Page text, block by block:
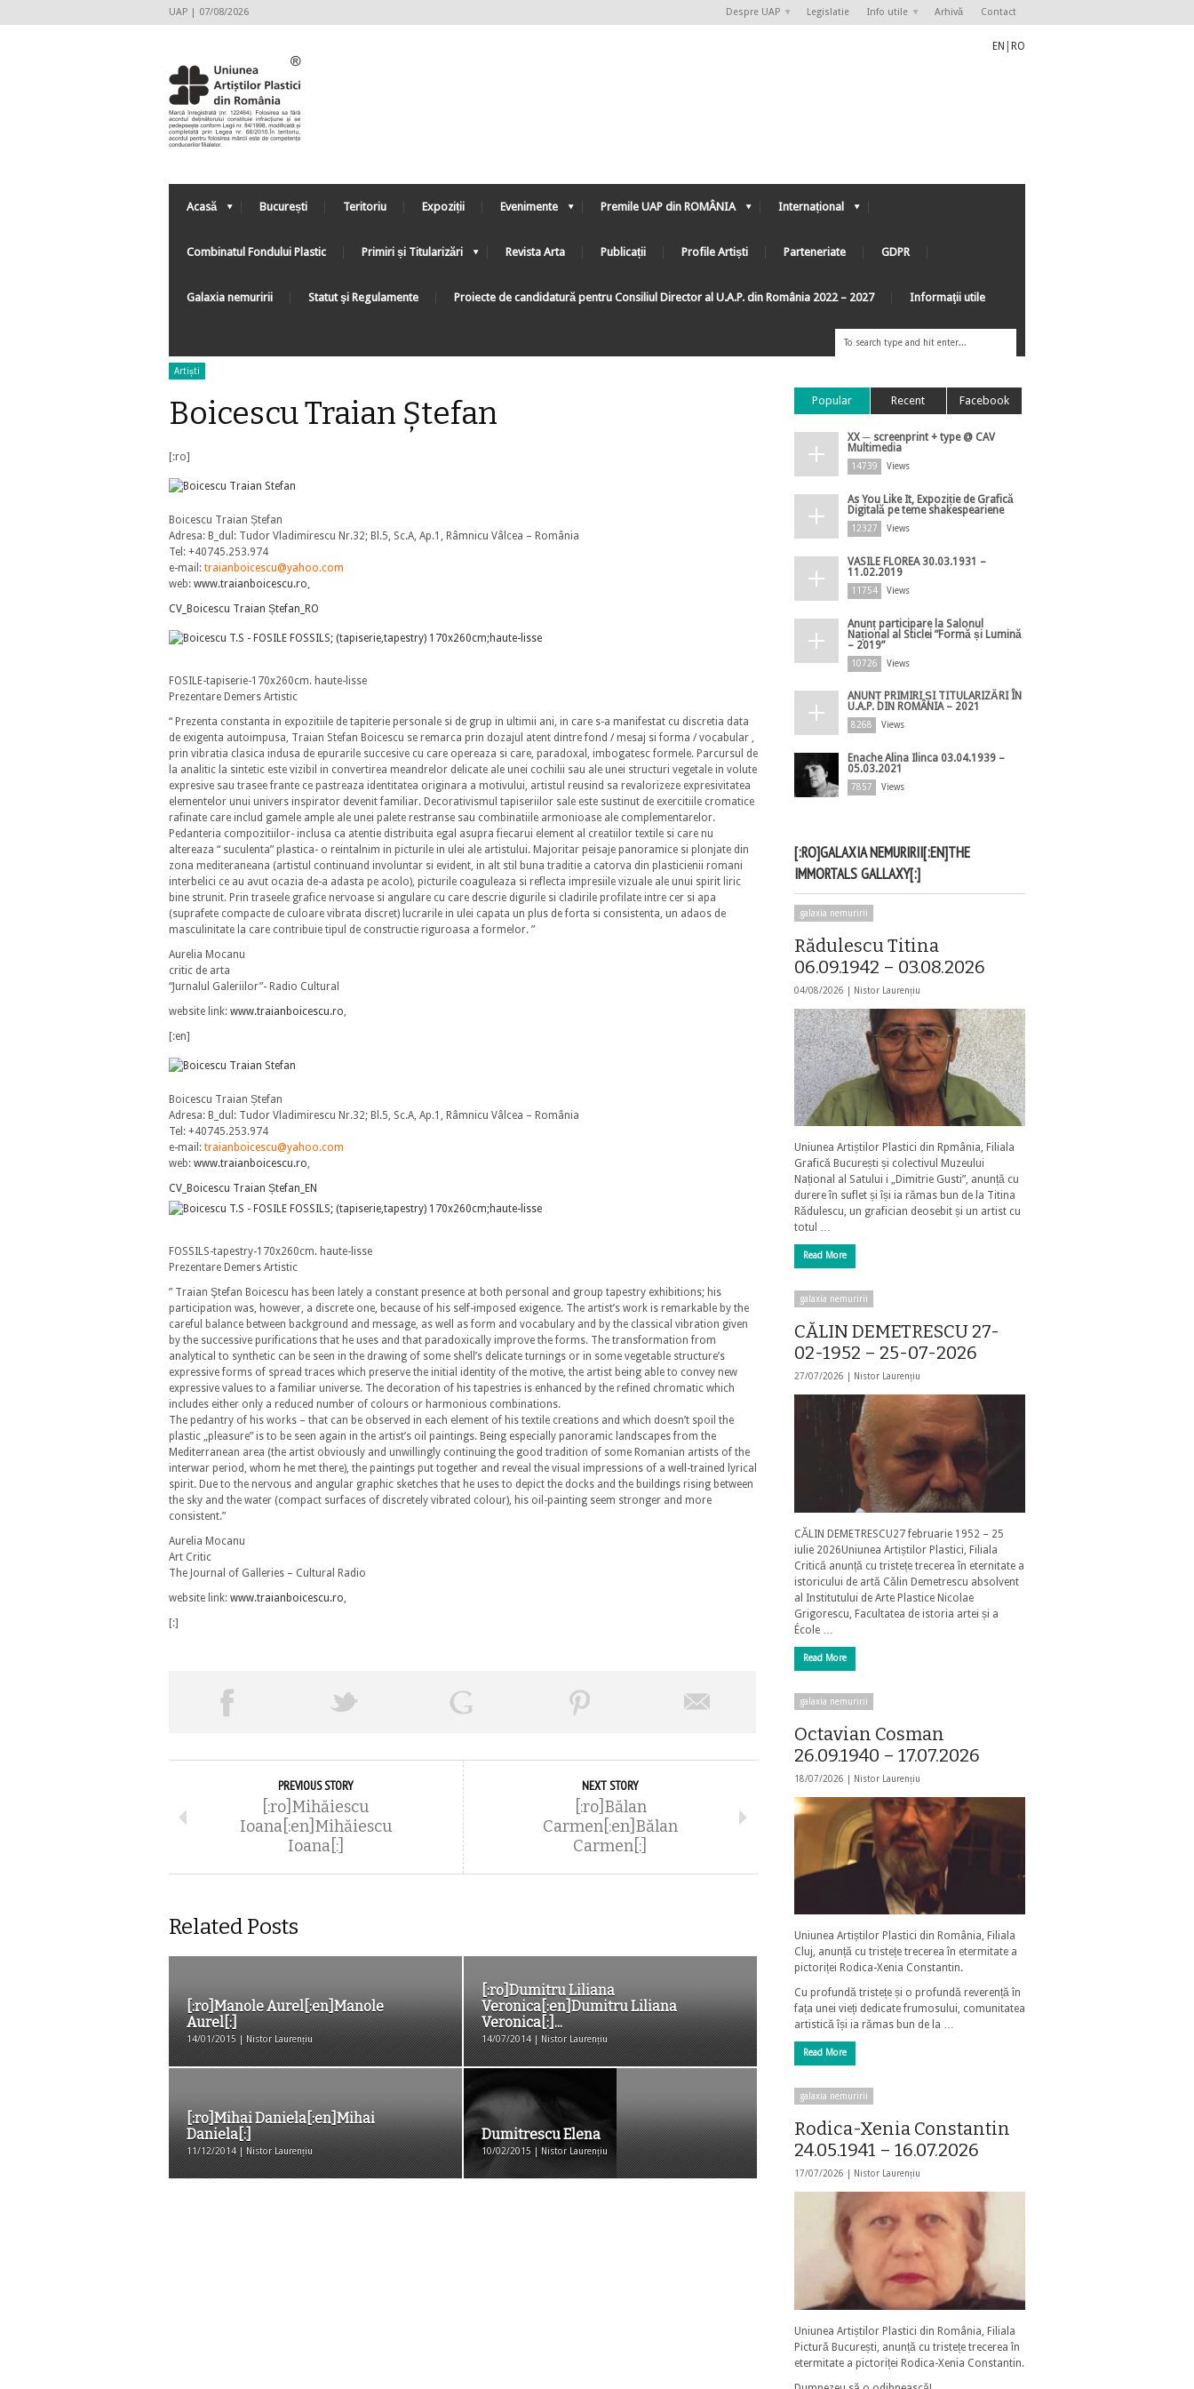
UAP | 07/08/2026 Despre UAP Legislatie Info utile Arhivă Contact
EN RO
Acasă București Teritoriu Expoziții Evenimente Premile UAP din ROMÂNIA Internațional
Combinatul Fondului Plastic Primiri și Titularizări Revista Arta Publicații Profile Artiști Parteneriate GDPR
Galaxia nemuririi Statut şi Regulamente Proiecte de candidatură pentru Consiliul Director al U.A.P. din România 2022 – 2027 Informaţii utile
Artiști
Boicescu Traian Ștefan
[:ro]
Boicescu Traian Ștefan
Adresa: B_dul: Tudor Vladimirescu Nr.32; Bl.5, Sc.A, Ap.1, Râmnicu Vâlcea – România
Tel: +40745.253.974
e-mail: traianboicescu@yahoo.com
web: www.traianboicescu.ro,
CV_Boicescu Traian Ștefan_RO
FOSILE-tapiserie-170x260cm. haute-lisse
Prezentare Demers Artistic
“ Prezenta constanta in expozitiile de tapiterie personale si de grup in ultimii ani, in care s-a manifestat cu discretia data
de exigenta autoimpusa, Traian Stefan Boicescu se remarca prin dozajul atent dintre fond / mesaj si forma / vocabular ,
prin vibratia clasica indusa de epurarile succesive cu care opereaza si care, paradoxal, imbogatesc formele. Parcursul de
la analitic la sintetic este vizibil in convertirea meandrelor delicate ale unei cochilii sau ale unei structuri vegetale in volute
expresive sau trasee frante ce pastreaza identitatea originara a motivului, artistul reusind sa revalorizeze expresivitatea
elementelor unui univers inspirator devenit familiar. Decorativismul tapiseriilor sale este sustinut de exercitiile cromatice
rafinate care includ gamele ample ale unei palete restranse sau combinatiile armonioase ale complementarelor.
Pedanteria compozitiilor- inclusa ca atentie distribuita egal asupra fiecarui element al creatiilor textile si care nu
altereaza “ suculenta” plastica- o reintalnim in picturile in ulei ale artistului. Majoritar peisaje panoramice si plonjate din
zona mediteraneana (artistul continuand involuntar si evident, in alt stil buna traditie a catorva din plasticienii romani
interbelici ce au avut ocazia de-a adasta pe acolo), picturile coaguleaza si reflecta impresiile vizuale ale unui spirit liric
bine strunit. Prin traseele grafice nervoase si angulare cu care descrie digurile si cladirile profilate intre cer si apa
(suprafete compacte de culoare vibrata discret) lucrarile in ulei capata un plus de forta si consistenta, un adaos de
masculinitate la care contribuie tipul de constructie riguroasa a formelor. ”
Aurelia Mocanu
critic de arta
“Jurnalul Galeriilor”- Radio Cultural
website link: www.traianboicescu.ro,
[:en]
Boicescu Traian Ștefan
Adresa: B_dul: Tudor Vladimirescu Nr.32; Bl.5, Sc.A, Ap.1, Râmnicu Vâlcea – România
Tel: +40745.253.974
e-mail: traianboicescu@yahoo.com
web: www.traianboicescu.ro,
CV_Boicescu Traian Ștefan_EN
FOSSILS-tapestry-170x260cm. haute-lisse
Prezentare Demers Artistic
” Traian Ştefan Boicescu has been lately a constant presence at both personal and group tapestry exhibitions; his
participation was, however, a discrete one, because of his self-imposed exigence. The artist’s work is remarkable by the
careful balance between background and message, as well as form and vocabulary and by the classical vibration given
by the successive purifications that he uses and that paradoxically improve the forms. The transformation from
analytical to synthetic can be seen in the drawing of some shell’s delicate turnings or in some vegetable structure’s
expressive forms of spread traces which preserve the initial identity of the motive, the artist being able to convey new
expressive values to a familiar universe. The decoration of his tapestries is enhanced by the refined chromatic which
includes either only a reduced number of colours or harmonious combinations.
The pedantry of his works – that can be observed in each element of his textile creations and which doesn’t spoil the
plastic „pleasure” is to be seen again in the artist’s oil paintings. Being especially panoramic landscapes from the
Mediterranean area (the artist obviously and unwillingly continuing the good tradition of some Romanian artists of the
interwar period, whom he met there), the paintings put together and reveal the visual impressions of a well-trained lyrical
spirit. Due to the nervous and angular graphic sketches that he uses to depict the docks and the buildings rising between
the sky and the water (compact surfaces of discretely vibrated colour), his oil-painting seem stronger and more
consistent.”
Aurelia Mocanu
Art Critic
The Journal of Galleries – Cultural Radio
website link: www.traianboicescu.ro,
[:]
PREVIOUS STORY
[:ro]Mihăiescu
Ioana[:en]Mihăiescu
Ioana[:]
NEXT STORY
[:ro]Bălan
Carmen[:en]Bălan
Carmen[:]
Related Posts
[:ro]Manole Aurel[:en]Manole
Aurel[:]
14/01/2015 | Nistor Laurențiu
[:ro]Dumitru Liliana
Veronica[:en]Dumitru Liliana
Veronica[:]...
14/07/2014 | Nistor Laurențiu
[:ro]Mihai Daniela[:en]Mihai
Daniela[:]
11/12/2014 | Nistor Laurențiu
Dumitrescu Elena
10/02/2015 | Nistor Laurențiu
Popular Recent Facebook
XX ─ screenprint + type @ CAV
Multimedia
14739 Views
As You Like It, Expoziție de Grafică
Digitală pe teme shakespeariene
12327 Views
VASILE FLOREA 30.03.1931 –
11.02.2019
11754 Views
Anunț participare la Salonul
Național al Sticlei ”Formă și Lumină
– 2019”
10726 Views
ANUNȚ PRIMIRI ȘI TITULARIZĂRI ÎN
U.A.P. DIN ROMÂNIA – 2021
8268 Views
Enache Alina Ilinca 03.04.1939 –
05.03.2021
7857 Views
[:RO]GALAXIA NEMURIRII[:EN]THE
IMMORTALS GALLAXY[:]
galaxia nemuririi
Rădulescu Titina
06.09.1942 – 03.08.2026
04/08/2026 | Nistor Laurențiu
Uniunea Artiștilor Plastici din Rpmânia, Filiala
Grafică București și colectivul Muzeului
Național al Satului i „Dimitrie Gusti”, anunță cu
durere în suflet și își ia rămas bun de la Titina
Rădulescu, un grafician deosebit și un artist cu
totul …
Read More
galaxia nemuririi
CĂLIN DEMETRESCU 27-
02-1952 – 25-07-2026
27/07/2026 | Nistor Laurențiu
CĂLIN DEMETRESCU27 februarie 1952 – 25
iulie 2026Uniunea Artiștilor Plastici, Filiala
Critică anunță cu tristețe trecerea în eternitate a
istoricului de artă Călin Demetrescu absolvent
al Institutului de Arte Plastice Nicolae
Grigorescu, Facultatea de istoria artei și a
École …
Read More
galaxia nemuririi
Octavian Cosman
26.09.1940 – 17.07.2026
18/07/2026 | Nistor Laurențiu
Uniunea Artiștilor Plastici din România, Filiala
Cluj, anunță cu tristețe trecerea în etermitate a
pictoriței Rodica-Xenia Constantin.
Cu profundă tristețe și o profundă reverență în
fața unei vieți dedicate frumosului, comunitatea
artistică își ia rămas bun de la …
Read More
galaxia nemuririi
Rodica-Xenia Constantin
24.05.1941 – 16.07.2026
17/07/2026 | Nistor Laurențiu
Uniunea Artiștilor Plastici din România, Filiala
Pictură București, anunță cu tristețe trecerea în
etermitate a pictoriței Rodica-Xenia Constantin.